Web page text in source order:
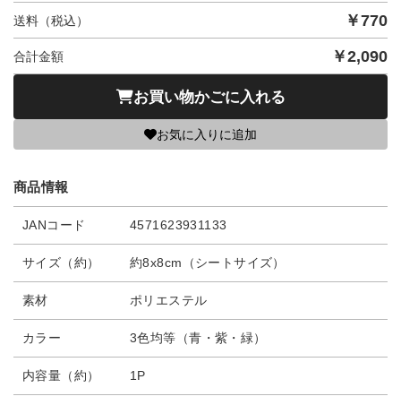
送料（税込） ￥770
合計金額 ￥2,090
お買い物かごに入れる
お気に入りに追加
商品情報
JANコード 4571623931133
サイズ（約） 約8x8cm（シートサイズ）
素材 ポリエステル
カラー 3色均等（青・紫・緑）
内容量（約） 1P